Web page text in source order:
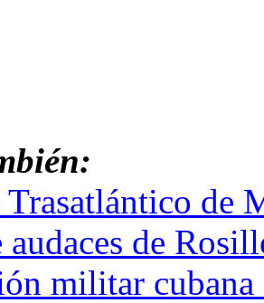
de
de
militar